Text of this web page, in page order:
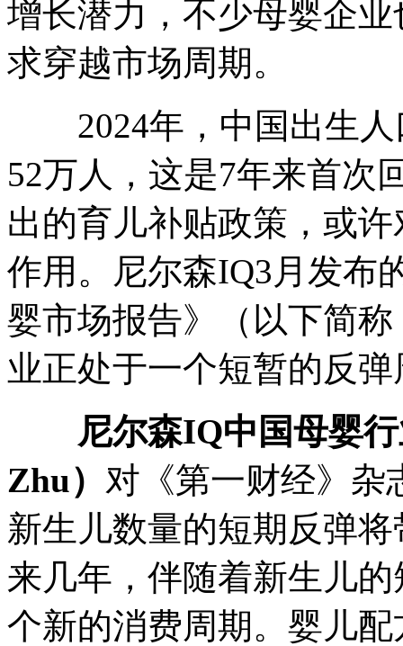
增长潜力，不少母婴企
求穿越市场周期。
2024年，中国出生人
52万人，这是7年来首次
出的育儿补贴政策，或
作用。尼尔森IQ3月发布
婴市场报告》（以下简
业正处于一个短暂的反弹
尼尔森IQ中国母婴
Zhu） 对《第一财经》杂
新生儿数量的短期反弹
来几年，伴随着新生儿
个新的消费周期。婴儿